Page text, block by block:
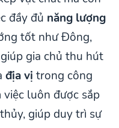
đầy đủ năng lượng
tốt như Đông,
gia chủ thu hút
địa vị trong công
luôn được sắp
giúp duy trì sự